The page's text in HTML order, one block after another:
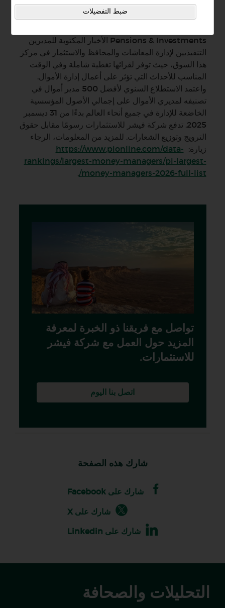
تقدم صحيفة Pensions & Investments الأخبار
والأبحاث والتحليلات للمديرين التنفيذيين الذين يديرون
Pensions & Investments الأخبار المكتوبة للمديرين
التنفيذيين لإدارة المعاشات والمحافظ والاستثمار في مركز
هذا السوق، حيث توفر لقرائها تغطية شاملة وفي الوقت
المناسب للأحداث التي تؤثر على أعمال إدارة الأموال.
واعتمد الاستطلاع السنوي لأفضل 500 مدير أموال في
تصنيفه لمديري الأموال على إجمالي الأصول المؤسسية
الخاضعة للإدارة في جميع أنحاء العالم بدءًا من 31 ديسمبر
2025. تدفع شركة فيشر للاستثمارات رسومًا مقابل حقوق
الترويج وتوزيع الشعارات. للمزيد من المعلومات، الرجاء
زيارة: https://www.pionline.com/data-
rankings/largest-money-managers/pi-largest-
money-managers-2026-full-list/
.
تواصل مع فريقنا ذو الخبرة لمعرفة
المزيد حول العمل مع شركة فيشر
للاستثمارات.
اتصل بنا اليوم
شارك هذه الصفحة
شارك على Facebook
شارك على X
شارك على Linkedin
التحليلات والصحافة
ضبط التفضيلات